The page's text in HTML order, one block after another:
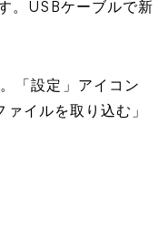
。USBケーブルで新
「設定」アイコン
イルを取り込む」